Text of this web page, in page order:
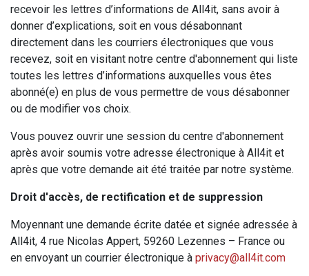
recevoir les lettres d’informations de All4it, sans avoir à
donner d’explications, soit en vous désabonnant
directement dans les courriers électroniques que vous
recevez, soit en visitant notre centre d'abonnement qui liste
toutes les lettres d’informations auxquelles vous êtes
abonné(e) en plus de vous permettre de vous désabonner
ou de modifier vos choix.
Vous pouvez ouvrir une session du centre d'abonnement
après avoir soumis votre adresse électronique à All4it et
après que votre demande ait été traitée par notre système.
Droit d'accès, de rectification et de suppression
Moyennant une demande écrite datée et signée adressée à
All4it, 4 rue Nicolas Appert, 59260 Lezennes – France ou
en envoyant un courrier électronique à privacy@all4it.com